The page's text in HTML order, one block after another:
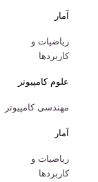
آمار
ریاضیات و
کاربردها
علوم کامپیوتر
مهندسی کامپیوتر
آمار
ریاضیات و
کاربردها